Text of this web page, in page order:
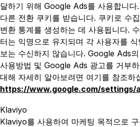
달하기 위해 Google Ads를 사용합니다
다른 전환 쿠키를 받습니다. 쿠키로 수
변환 통계를 생성하는 데 사용됩니다.
터는 익명으로 유지되며 각 사용자를 식
보는 수신하지 않습니다. Google Ads
사용방법 및 Google Ads 광고를 거부
대해 자세히 알아보려면 여기를 참조하
https://www.google.com/settings/
Klaviyo
Klaviyo를 사용하여 마케팅 목적으로